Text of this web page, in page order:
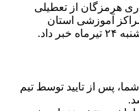
هرمزگان از تعطیلی
آموزشی استان
پس از تایید توسط تیم